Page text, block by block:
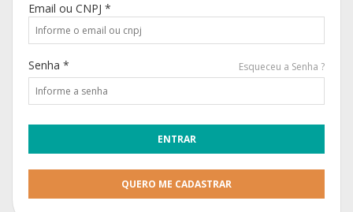
Email ou CNPJ *
Senha * Esqueceu a Senha ?
QUERO ME CADASTRAR